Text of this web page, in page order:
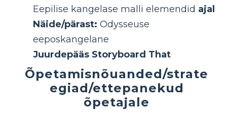
Eepilise kangelase malli elemendid ajal
Näide/pärast: Odysseuse
eeposkangelane
Juurdepääs Storyboard That
Õpetamisnõuanded/strate
egiad/ettepanekud
õpetajale